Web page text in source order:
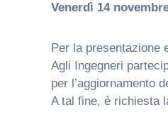
Venerdì 14
Per la presentazione
Agli Ingegneri
per l’aggiornamento
A tal fine, è richiesta